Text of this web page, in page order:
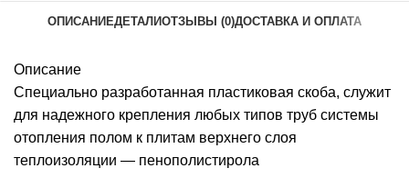
ОПИСАНИЕДЕТАЛИОТЗЫВЫ (0)ДОСТАВКА И ОПЛАТА
Описание
Специально разработанная пластиковая скоба, служит
для надежного крепления любых типов труб системы
отопления полом к плитам верхнего слоя
теплоизоляции — пенополистирола